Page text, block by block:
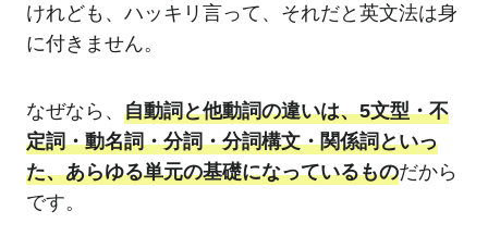
けれども、ハッキリ言って、それだと英文法は身
に付きません。
なぜなら、 自動詞と他動詞の違いは、5文型・不
定詞・動名詞・分詞・分詞構文・関係詞といっ
た、あらゆる単元の基礎になっているものだから
です。